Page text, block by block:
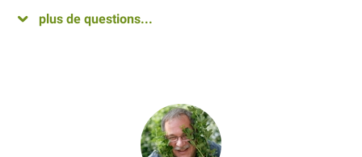
plus de questions...